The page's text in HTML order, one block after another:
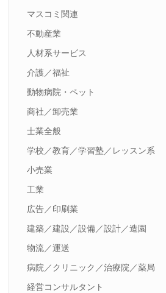
マスコミ関連
不動産業
人材系サービス
介護／福祉
動物病院・ペット
商社／卸売業
士業全般
学校／教育／学習塾／レッスン系
小売業
工業
広告／印刷業
建築／建設／設備／設計／造園
物流／運送
病院／クリニック／治療院／薬局
経営コンサルタント